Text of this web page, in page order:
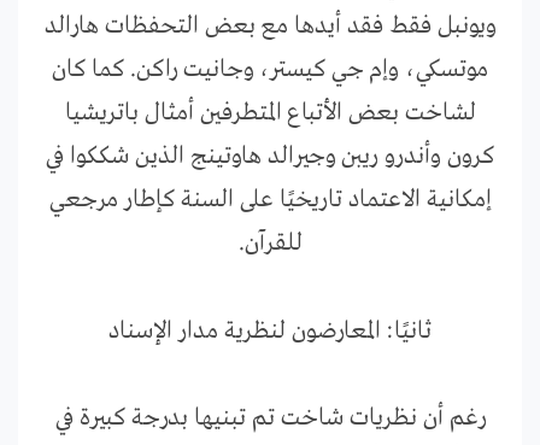
ويونبل فقط فقد أيدها مع بعض التحفظات هارالد
موتسكي، وإم جي كيستر، وجانيت راكن. كما كان
لشاخت بعض الأتباع المتطرفين أمثال باتريشيا
كرون وأندرو ريبن وجيرالد هاوتينج الذين شككوا في
إمكانية الاعتماد تاريخيًا على السنة كإطار مرجعي
للقرآن.
ثانيًا: المعارضون لنظرية مدار الإسناد
رغم أن نظريات شاخت تم تبنيها بدرجة كبيرة في